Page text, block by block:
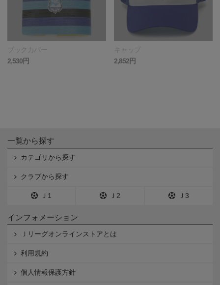
ブックカバー
2,530円
キャップ
2,852円
一覧から探す
カテゴリから探す
クラブから探す
Ｊ1 Ｊ2 Ｊ3
インフォメーション
Ｊリーグオンラインストアとは
利用規約
個人情報保護方針